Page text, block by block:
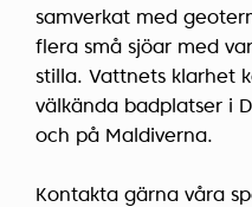
samverkat med
flera små sjöar med
stilla. Vattnets klarhet
välkända badplatser i
och på Maldiverna.
Kontakta gärna våra